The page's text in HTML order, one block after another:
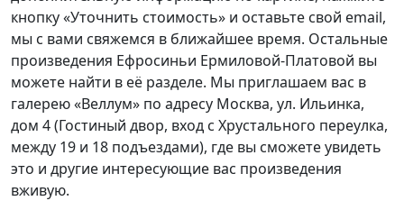
кнопку «Уточнить стоимость» и оставьте свой email,
мы с вами свяжемся в ближайшее время. Остальные
произведения Ефросиньи Ермиловой-Платовой вы
можете найти в её разделе. Мы приглашаем вас в
галерею «Веллум» по адресу Москва, ул. Ильинка,
дом 4 (Гостиный двор, вход с Хрустального переулка,
между 19 и 18 подъездами), где вы сможете увидеть
это и другие интересующие вас произведения
вживую.